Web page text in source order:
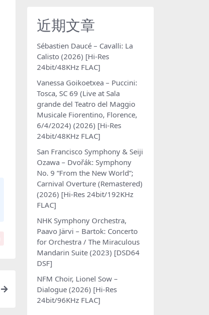
近期文章
Sébastien Daucé – Cavalli: La
Calisto (2026) [Hi-Res
24bit/48KHz FLAC]
Vanessa Goikoetxea – Puccini:
Tosca, SC 69 (Live at Sala
grande del Teatro del Maggio
Musicale Fiorentino, Florence,
6/4/2024) (2026) [Hi-Res
24bit/48KHz FLAC]
San Francisco Symphony & Seiji
Ozawa – Dvořák: Symphony
No. 9 “From the New World”;
Carnival Overture (Remastered)
(2026) [Hi-Res 24bit/192KHz
FLAC]
NHK Symphony Orchestra,
Paavo Järvi – Bartok: Concerto
for Orchestra / The Miraculous
Mandarin Suite (2023) [DSD64
DSF]
NFM Choir, Lionel Sow –
Dialogue (2026) [Hi-Res
24bit/96KHz FLAC]